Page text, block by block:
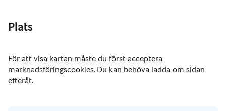
Plats